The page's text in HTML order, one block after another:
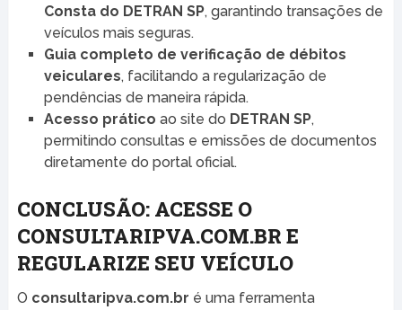
Consta do DETRAN SP, garantindo transações de
veículos mais seguras.
Guia completo de verificação de débitos
veiculares, facilitando a regularização de
pendências de maneira rápida.
Acesso prático ao site do DETRAN SP,
permitindo consultas e emissões de documentos
diretamente do portal oficial.
CONCLUSÃO: ACESSE O
CONSULTARIPVA.COM.BR E
REGULARIZE SEU VEÍCULO
O consultaripva.com.br é uma ferramenta